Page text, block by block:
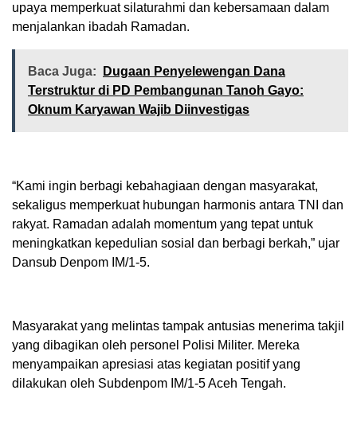
upaya memperkuat silaturahmi dan kebersamaan dalam
menjalankan ibadah Ramadan.
Baca Juga:
Dugaan Penyelewengan Dana
Terstruktur di PD Pembangunan Tanoh Gayo:
Oknum Karyawan Wajib Diinvestigas
“Kami ingin berbagi kebahagiaan dengan masyarakat,
sekaligus memperkuat hubungan harmonis antara TNI dan
rakyat. Ramadan adalah momentum yang tepat untuk
meningkatkan kepedulian sosial dan berbagi berkah,” ujar
Dansub Denpom IM/1-5.
Masyarakat yang melintas tampak antusias menerima takjil
yang dibagikan oleh personel Polisi Militer. Mereka
menyampaikan apresiasi atas kegiatan positif yang
dilakukan oleh Subdenpom IM/1-5 Aceh Tengah.